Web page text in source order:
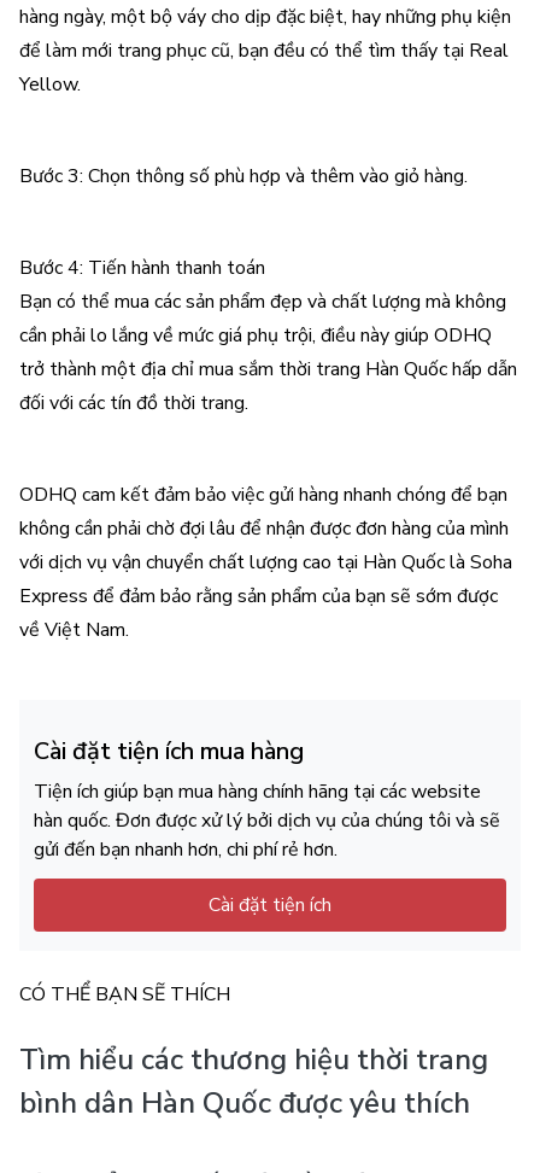
hàng ngày, một bộ váy cho dịp đặc biệt, hay những phụ kiện
để làm mới trang phục cũ, bạn đều có thể tìm thấy tại Real
Yellow.
Bước 3: Chọn thông số phù hợp và thêm vào giỏ hàng.
Bước 4: Tiến hành thanh toán
Bạn có thể mua các sản phẩm đẹp và chất lượng mà không
cần phải lo lắng về mức giá phụ trội, điều này giúp ODHQ
trở thành một địa chỉ mua sắm thời trang Hàn Quốc hấp dẫn
đối với các tín đồ thời trang.
ODHQ cam kết đảm bảo việc gửi hàng nhanh chóng để bạn
không cần phải chờ đợi lâu để nhận được đơn hàng của mình
với dịch vụ vận chuyển chất lượng cao tại Hàn Quốc là Soha
Express để đảm bảo rằng sản phẩm của bạn sẽ sớm được
về Việt Nam.
Cài đặt tiện ích mua hàng
Tiện ích giúp bạn mua hàng chính hãng tại các website
hàn quốc. Đơn được xử lý bởi dịch vụ của chúng tôi và sẽ
gửi đến bạn nhanh hơn, chi phí rẻ hơn.
Cài đặt tiện ích
CÓ THỂ BẠN SẼ THÍCH
Tìm hiểu các thương hiệu thời trang
bình dân Hàn Quốc được yêu thích